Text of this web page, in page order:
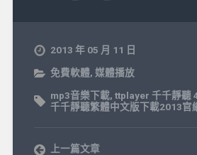
2013 年 05 月 11 日
免費軟體, 媒體播放
mp3音樂下載, ttplayer 千千靜聽
千千靜聽繁體中文版下載2013官
上一篇文章